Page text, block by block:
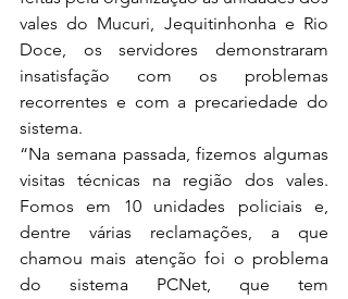
vales do Mucuri, Jequitinhonha e Rio
Doce, os servidores demonstraram
insatisfação com os problemas
recorrentes e com a precariedade do
sistema.
“Na semana passada, fizemos algumas
visitas técnicas na região dos vales.
Fomos em 10 unidades policiais e,
dentre várias reclamações, a que
chamou mais atenção foi o problema
do sistema PCNet, que tem